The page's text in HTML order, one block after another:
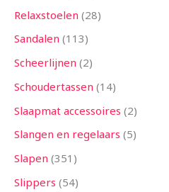
Relaxstoelen 28
Sandalen 113
Scheerlijnen 2
Schoudertassen 14
Slaapmat accessoires 2
Slangen en regelaars 5
Slapen 351
Slippers 54